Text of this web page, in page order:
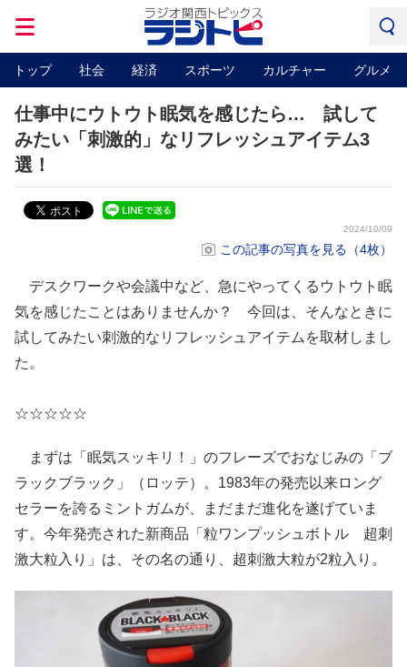
トップ 社会 経済 スポーツ カルチャー グルメ
仕事中にウトウト眠気を感じたら… 試して
みたい「刺激的」なリフレッシュアイテム3
選！
2024/10/09
この記事の写真を見る（4枚）
デスクワークや会議中など、急にやってくるウトウト眠
気を感じたことはありませんか？ 今回は、そんなときに
試してみたい刺激的なリフレッシュアイテムを取材しまし
た。
☆☆☆☆☆
まずは「眠気スッキリ！」のフレーズでおなじみの「ブ
ラックブラック」（ロッテ）。1983年の発売以来ロング
セラーを誇るミントガムが、まだまだ進化を遂げていま
す。今年発売された新商品「粒ワンプッシュボトル 超刺
激大粒入り」は、その名の通り、超刺激大粒が2粒入り。